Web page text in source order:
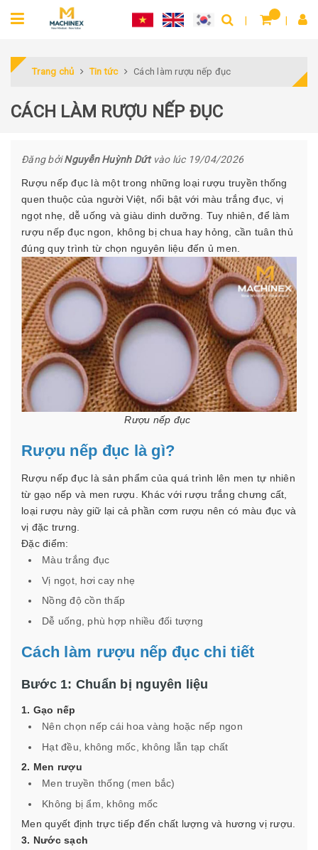
Trang chủ Tin tức Cách làm rượu nếp đục
CÁCH LÀM RƯỢU NẾP ĐỤC
Đăng bởiNguyễn Huỳnh Dứtvào lúc 19/04/2026
Rượu nếp đục là một trong những loại rượu truyền thống
quen thuộc của người Việt, nổi bật với màu trắng đục, vị
ngọt nhẹ, dễ uống và giàu dinh dưỡng. Tuy nhiên, để làm
rượu nếp đục ngon, không bị chua hay hỏng, cần tuân thủ
đúng quy trình từ chọn nguyên liệu đến ủ men.
Rượu nếp đục
Rượu nếp đục là gì?
Rượu nếp đục là sản phẩm của quá trình lên men tự nhiên
từ gạo nếp và men rượu. Khác với rượu trắng chưng cất,
loại rượu này giữ lại cả phần cơm rượu nên có màu đục và
vị đặc trưng.
Đặc điểm:
Màu trắng đục
Vị ngọt, hơi cay nhẹ
Nồng độ cồn thấp
Dễ uống, phù hợp nhiều đối tượng
Cách làm rượu nếp đục chi tiết
Bước 1: Chuẩn bị nguyên liệu
1. Gạo nếp
Nên chọn nếp cái hoa vàng hoặc nếp ngon
Hạt đều, không mốc, không lẫn tạp chất
2. Men rượu
Men truyền thống (men bắc)
Không bị ẩm, không mốc
Men quyết định trực tiếp đến chất lượng và hương vị rượu.
3. Nước sạch